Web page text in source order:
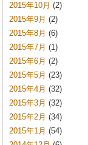
2015年10月 (2)
2015年9月 (2)
2015年8月 (6)
2015年7月 (1)
2015年6月 (2)
2015年5月 (23)
2015年4月 (32)
2015年3月 (32)
2015年2月 (34)
2015年1月 (54)